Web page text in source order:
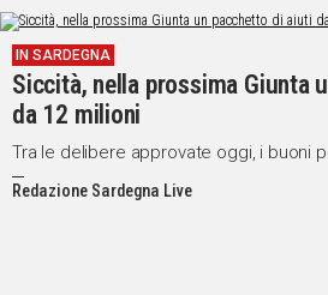
IN SARDEGNA
Siccità, nella prossima Giunta
da 12 milioni
Tra le delibere approvate oggi, i buoni
Redazione Sardegna Live